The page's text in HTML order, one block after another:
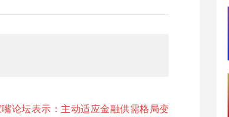
论坛表示：主动适应金融供需格局变